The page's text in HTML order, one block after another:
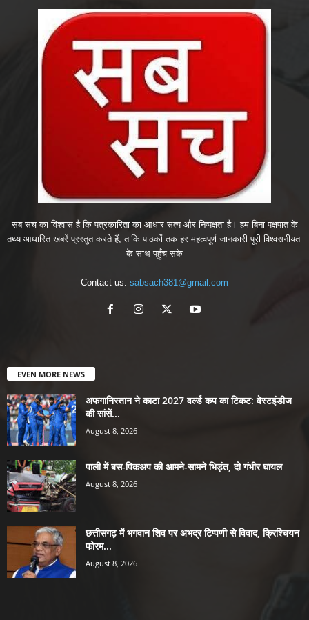
सब सच का विश्वास है कि पत्रकारिता का आधार सत्य और निष्पक्षता है। हम बिना पक्षपात के
तथ्य आधारित खबरें प्रस्तुत करते हैं, ताकि पाठकों तक हर महत्वपूर्ण जानकारी पूरी विश्वसनीयता
के साथ पहुँच सके
Contact us: sabsach381@gmail.com
EVEN MORE NEWS
अफगानिस्तान ने काटा 2027 वर्ल्ड कप का टिकट: वेस्टइंडीज
की सांसें...
August 8, 2026
पाली में बस-पिकअप की आमने-सामने भिड़ंत, दो गंभीर घायल
August 8, 2026
छत्तीसगढ़ में भगवान शिव पर अभद्र टिप्पणी से विवाद, क्रिश्चियन
फोरम...
August 8, 2026